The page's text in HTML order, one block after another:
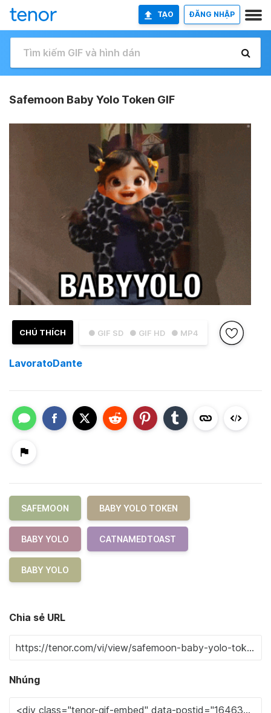
TẠO ĐĂNG NHẬP
Safemoon Baby Yolo Token GIF
● GIF SD ● GIF HD ● MP4
CHÚ THÍCH
LavoratoDante
SAFEMOON BABY YOLO TOKEN
BABY YOLO CATNAMEDTOAST
BABY YOLO
Chia sẻ URL
Nhúng